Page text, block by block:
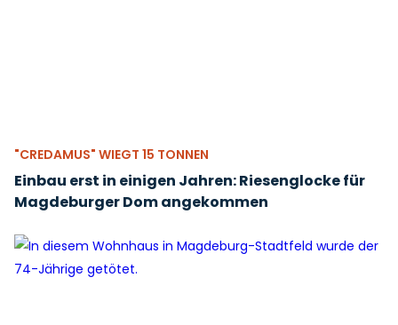
"CREDAMUS" WIEGT 15 TONNEN
Einbau erst in einigen Jahren: Riesenglocke für
Magdeburger Dom angekommen